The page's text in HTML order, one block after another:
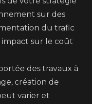
sur des
du trafic
sur le coût
des travaux à
création de
varier et